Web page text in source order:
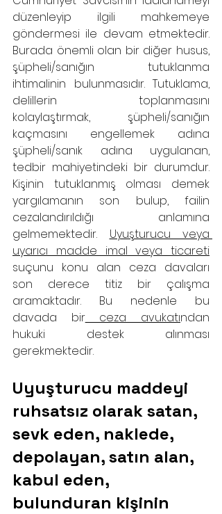
düzenleyip ilgili mahkemeye
göndermesi ile devam etmektedir.
Burada önemli olan bir diğer husus,
şüpheli/sanığın tutuklanma
ihtimalinin bulunmasıdır. Tutuklama,
delillerin toplanmasını
kolaylaştırmak, şüpheli/sanığın
kaçmasını engellemek adına
şüpheli/sanık adına uygulanan,
tedbir mahiyetindeki bir durumdur.
Kişinin tutuklanmış olması demek
yargılamanın son bulup, failin
cezalandırıldığı anlamına
gelmemektedir. Uyuşturucu veya
uyarıcı madde imal veya ticareti
suçunu konu alan ceza davaları
son derece titiz bir çalışma
aramaktadır. Bu nedenle bu
davada bir ceza avukatından
hukuki destek alınması
gerekmektedir.
Uyuşturucu maddeyi
ruhsatsız olarak satan,
sevk eden, naklede,
depolayan, satın alan,
kabul eden,
bulunduran kişinin